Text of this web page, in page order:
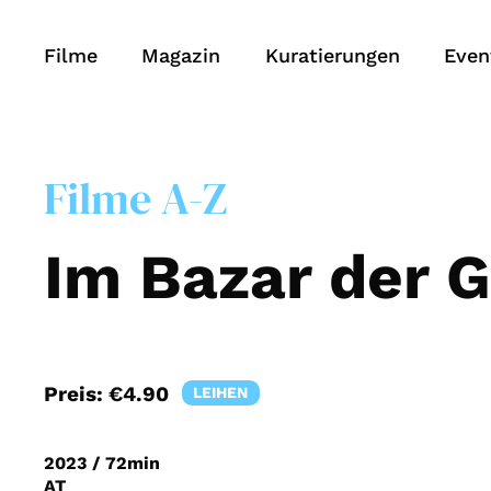
Filme Magazin Kuratierungen
Filme A-Z
Im Bazar der
Preis: €4.90 LEIHEN
2023 / 72min
AT